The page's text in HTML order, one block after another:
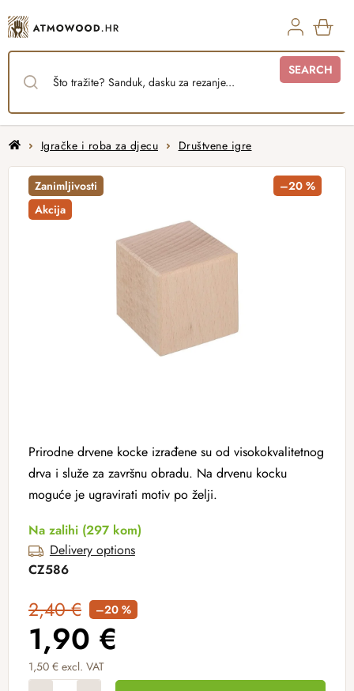
to
content
SEARCH
HomeIgračke i roba za djecu Društvene igre
Prirodne drvene kocke izrađene su od visokokvalitetnog
drva i služe za završnu obradu. Na drvenu kocku
moguće je ugravirati motiv po želji.
Na zalihi (297 kom)
Delivery options
CZ586
2,40 € –20 %
1,90 €
1,50 € excl. VAT
Zanimljivosti
Akcija
–20 %